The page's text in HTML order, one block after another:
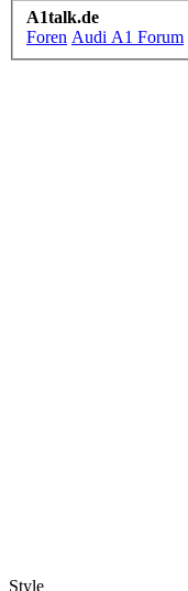
A1talk.de
Foren Audi A1 Forum
Style